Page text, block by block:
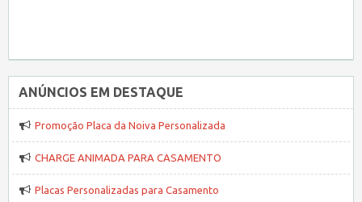
ANÚNCIOS EM DESTAQUE
Promoção Placa da Noiva Personalizada
CHARGE ANIMADA PARA CASAMENTO
Placas Personalizadas para Casamento